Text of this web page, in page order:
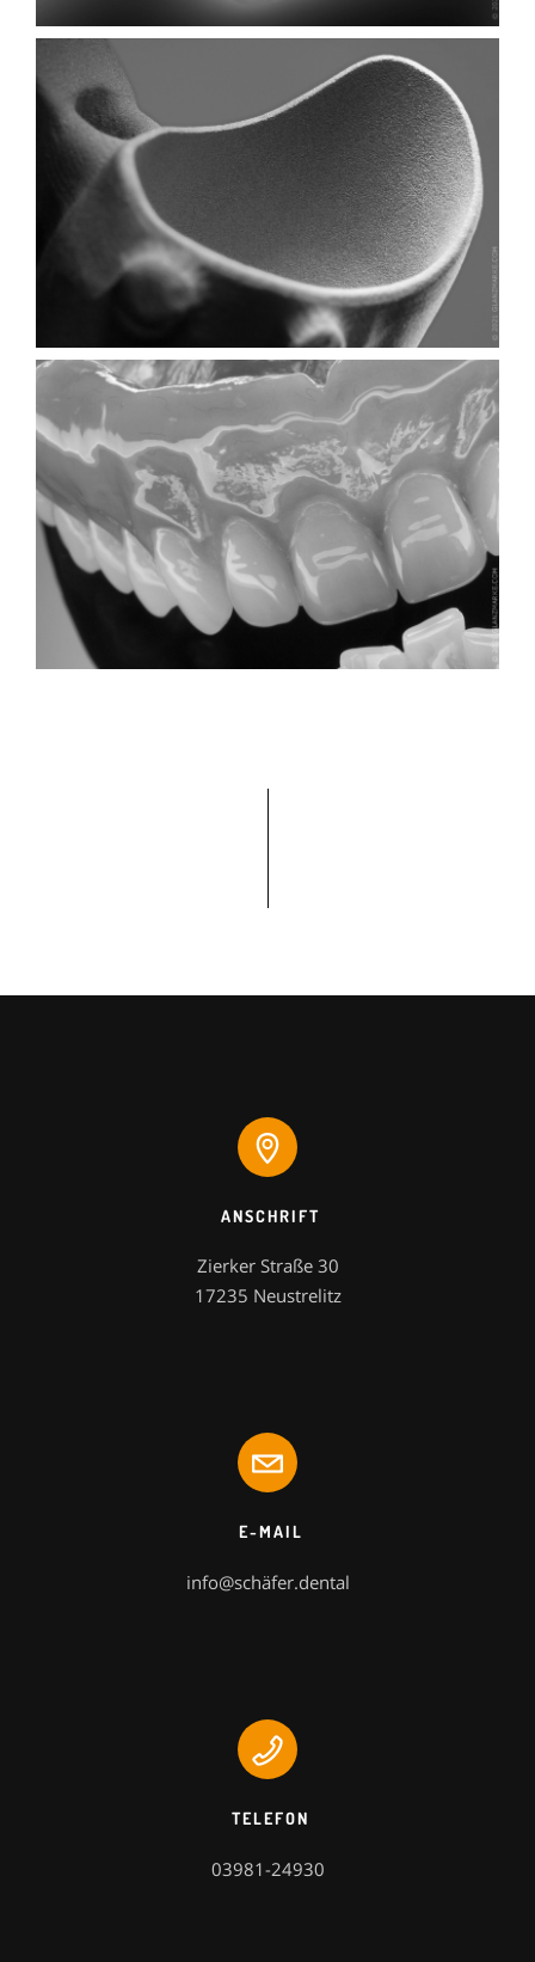
LANGZEITPROVISORIEN
AUSSENTELESKOP
ANSCHRIFT
Zierker Straße 30
17235 Neustrelitz
E-MAIL
info@schäfer.dental
TELEFON
03981-24930